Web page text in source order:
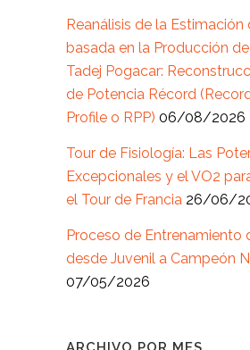
Reanálisis de la Estimación
basada en la Producción
Tadej Pogacar:
de Potencia Récord
Profile o RPP) 06/08/2026
Tour de Fisiología: Las
Excepcionales y el VO2
el Tour de Francia 26/06/
Proceso de Entrenamiento
desde Juvenil a Campeón
07/05/2026